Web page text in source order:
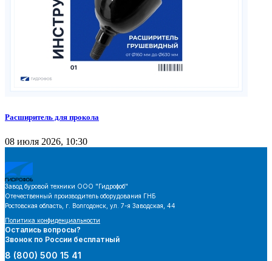
Расширитель для прокола
08 июля 2026, 10:30
Завод буровой техники ООО "Гидрофоб"
Отечественный производитель оборудования ГНБ
Ростовская область, г. Волгодонск, ул. 7-я Заводская, 44
Политика конфиденциальности
Остались вопросы?
Звонок по России бесплатный
8 (800) 500 15 41